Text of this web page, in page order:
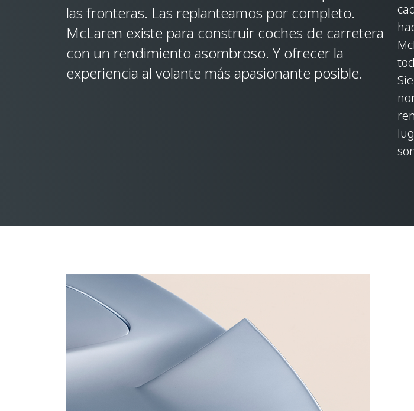
las fronteras. Las replanteamos por completo.
McLaren existe para construir coches de carretera
con un rendimiento asombroso. Y ofrecer la
experiencia al volante más apasionante posible.